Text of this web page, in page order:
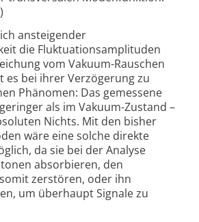
ansteigender
die Fluktu­ations­ampli­tuden
vom Vakuum-Rauschen
es bei ihrer Verzögerung zu
Phänomen: Das gemessene
als im Vakuum-Zustand –
Nichts. Mit den bisher
wäre eine solche direkte
da sie bei der Analyse
absorbieren, den
zerstören, oder ihn
um überhaupt Signale zu